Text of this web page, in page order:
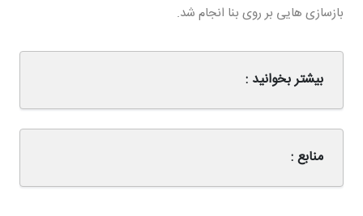
بازسازی هایی بر روی بنا انجام شد.
بیشتر بخوانید :
منابع :